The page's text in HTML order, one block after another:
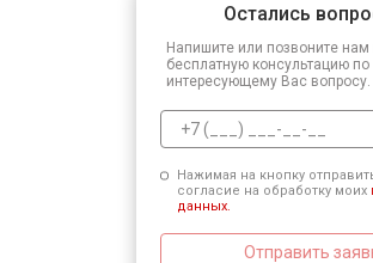
Остались
Напишите или позвоните нам
бесплатную консультацию по
интересующему Вас вопросу.
Нажимая на кнопку
согласие на обработку моих
данных.
Отправить